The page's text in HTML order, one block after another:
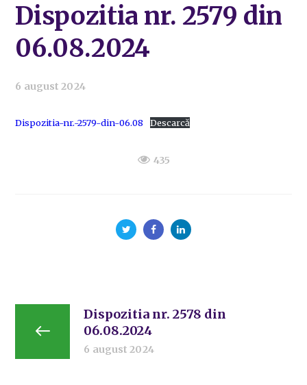
Dispozitia nr. 2579 din
06.08.2024
6 august 2024
Dispozitia-nr.-2579-din-06.08 Descarcă
435
Dispozitia nr. 2578 din
06.08.2024
6 august 2024